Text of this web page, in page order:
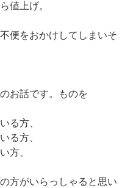
値上げ。
便をおかけしてしまいそ
のお話です。ものを
る方、
る方、
方、
方がいらっしゃると思い